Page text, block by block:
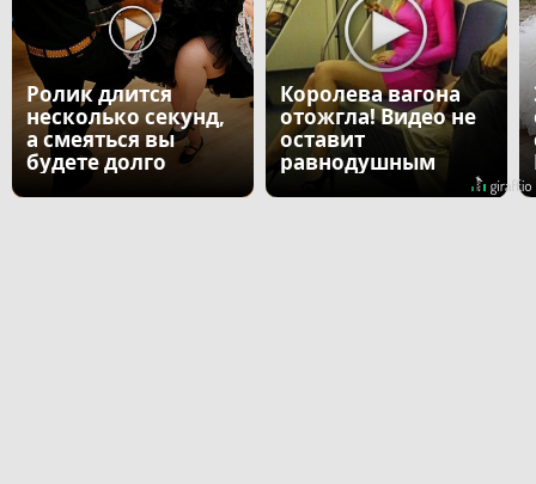
Ролик длится
несколько секунд,
а смеяться вы
будете долго
Королева вагона
отожгла! Видео не
оставит
равнодушным